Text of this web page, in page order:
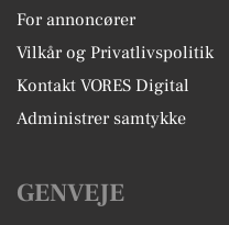
For annoncører
Vilkår og Privatlivspolitik
Kontakt VORES Digital
Administrer samtykke
GENVEJE